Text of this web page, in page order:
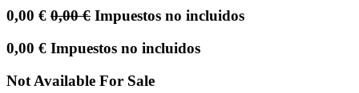
0,00 € 0,00€ Impuestos no incluidos
0,00 € Impuestos no incluidos
Not Available For Sale